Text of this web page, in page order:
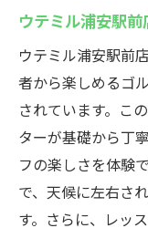
さを実感
基礎を
初心者
個別指導
練習メニ
実践につ
ゴルフの
ウテミル浦安駅
ウテミル浦安駅前
者から楽しめるゴ
されています。こ
ターが基礎から丁
フの楽しさを体験
で、天候に左右さ
す。さらに、レッ